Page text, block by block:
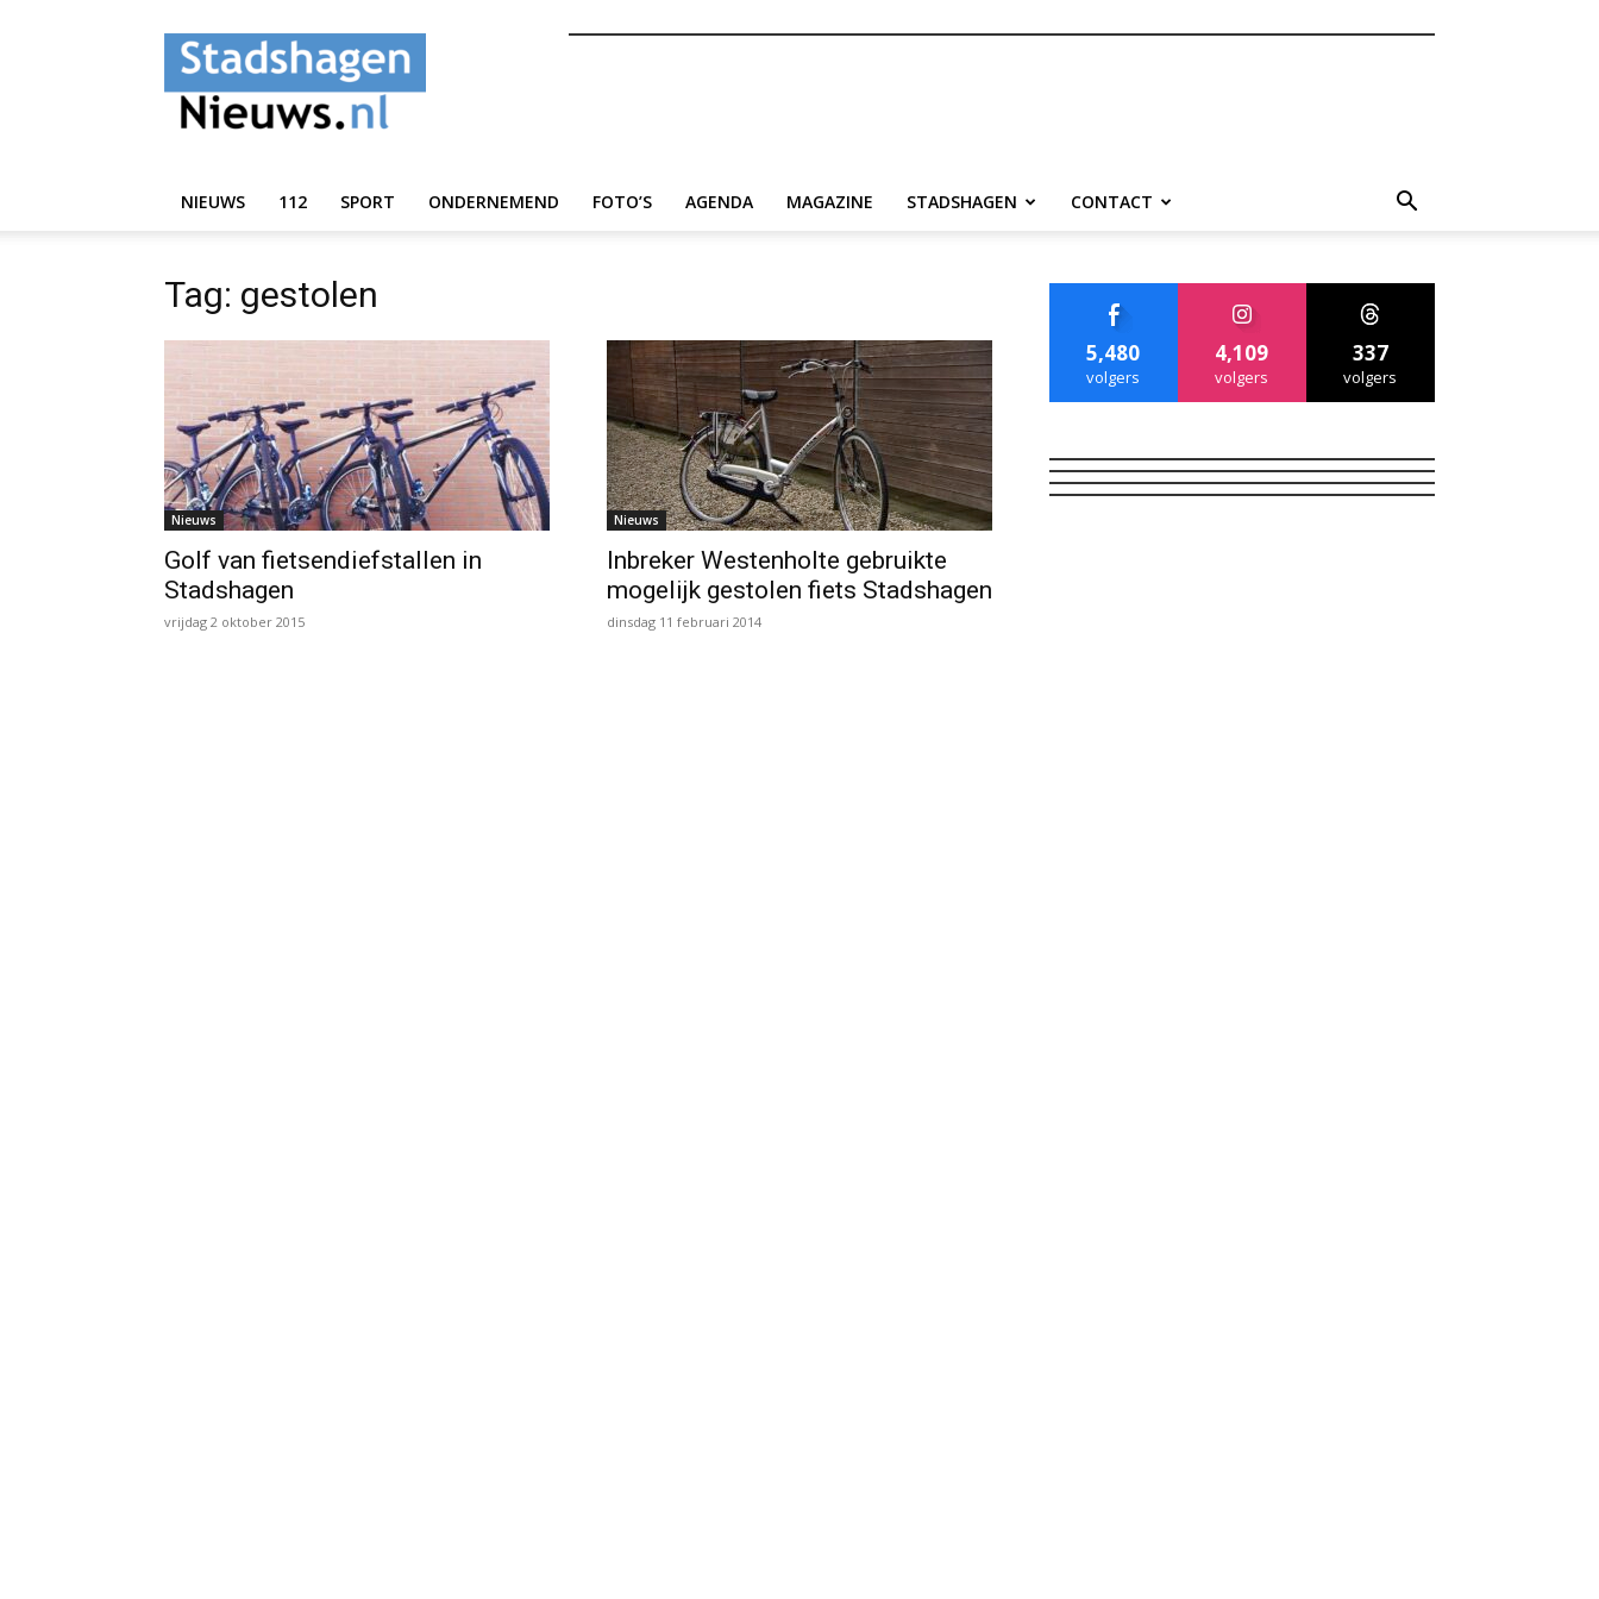
StadshagenNieuws.nl
NIEUWS 112 SPORT ONDERNEMEND FOTO’S AGENDA MAGAZINE STADSHAGEN CONTACT
Tag: gestolen
Nieuws
Golf van fietsendiefstallen in
Stadshagen
vrijdag 2 oktober 2015
Nieuws
Inbreker Westenholte gebruikte
mogelijk gestolen fiets Stadshagen
dinsdag 11 februari 2014
5,480
volgers
4,109
volgers
337
volgers